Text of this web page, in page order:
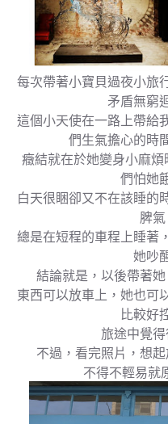
每次帶著小寶貝過夜小旅
矛盾無窮
這個小天使在一路上帶給
們生氣擔心的時
癥結就在於她變身小麻
們怕她
白天很睏卻又不在該睡的
脾氣
總是在短程的車程上睡著
她吵
結論就是，以後帶著她
東西可以放車上，她也可
比較好
旅途中覺得
不過，看完照片，想
不得不輕易就